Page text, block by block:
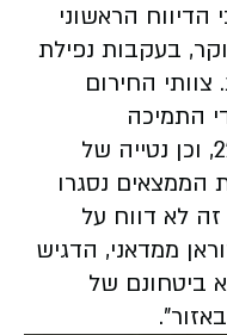
הדיווח הראשוני
לשעה 8:00 בבוקר, בעקבות נפילת
38 הקומות. צוותי החירום
התמיכה
שהתעקמו בקומות ה-21 וה-22, וכן נטייה של
הממצאים נסגרו
לא דווח על
ממדאני, הדגיש
ביטחונם של